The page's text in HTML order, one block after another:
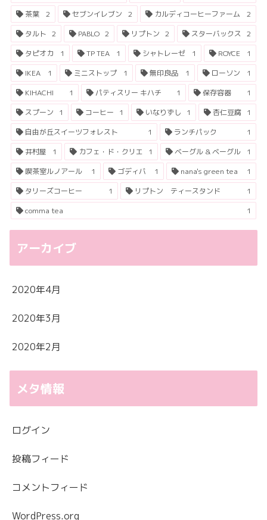
茶葉
2 セブンイレブン 2 カルディコーヒーファーム
2
タルト 2 PABLO 2 リプトン 2 スターバックス 2
タピオカ
1 TP TEA 1 シャトレーゼ 1 ROYCE
1
IKEA
1 ミニストップ 1 無印良品 1 ローソン
1
KIHACHI
1 パティスリー キハチ 1 保存容器
1
スプーン
1 コーヒー 1 いなりずし 1 杏仁豆腐 1
自由が丘スイーツフォレスト
1 ランチパック
1
井村屋
1 カフェ・ド・クリエ 1 ベーグル & ベーグル
1
喫茶室ルノアール
1 ゴディバ 1 nana's green tea
1
タリーズコーヒー
1 リプトン ティースタンド
1
comma tea
1
アーカイブ
2020年4月
2020年3月
2020年2月
メタ情報
ログイン
投稿フィード
コメントフィード
WordPress.org